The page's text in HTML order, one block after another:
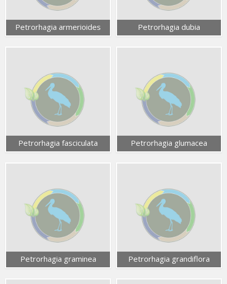
Petrorhagia armerioides Petrorhagia dubia
Petrorhagia fasciculata Petrorhagia glumacea
Petrorhagia graminea Petrorhagia grandiflora